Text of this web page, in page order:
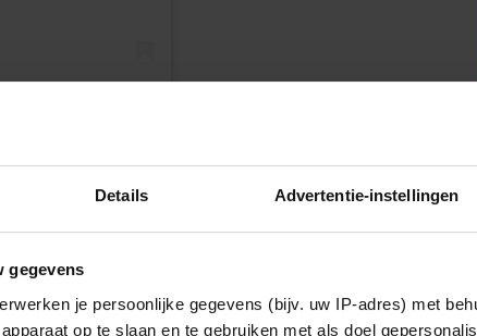
Details Advertentie-instellingen
gegevens
je persoonlijke gegevens (bijv. uw IP-adres) met
op te slaan en te gebruiken met als doel
‘Het publiek dat naar hem toe komt… die willen
‘Misschien gaat hij wel vioolspelen’, een